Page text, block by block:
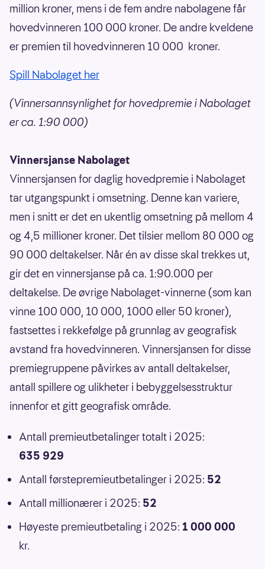
million kroner, mens i de fem andre nabolagene får
hovedvinneren 100 000 kroner. De andre kveldene
er premien til hovedvinneren 10 000 kroner.
Spill Nabolaget her
(Vinnersannsynlighet for hovedpremie i Nabolaget
er ca. 1:90 000)
Vinnersjanse Nabolaget
Vinnersjansen for daglig hovedpremie i Nabolaget
tar utgangspunkt i omsetning. Denne kan variere,
men i snitt er det en ukentlig omsetning på mellom 4
og 4,5 millioner kroner. Det tilsier mellom 80 000 og
90 000 deltakelser. Når én av disse skal trekkes ut,
gir det en vinnersjanse på ca. 1:90.000 per
deltakelse. De øvrige Nabolaget-vinnerne (som kan
vinne 100 000, 10 000, 1000 eller 50 kroner),
fastsettes i rekkefølge på grunnlag av geografisk
avstand fra hovedvinneren. Vinnersjansen for disse
premiegruppene påvirkes av antall deltakelser,
antall spillere og ulikheter i bebyggelsesstruktur
innenfor et gitt geografisk område.
Antall premieutbetalinger totalt i 2025:
635 929
Antall førstepremieutbetalinger i 2025: 52
Antall millionærer i 2025: 52
Høyeste premieutbetaling i 2025: 1 000 000
kr.